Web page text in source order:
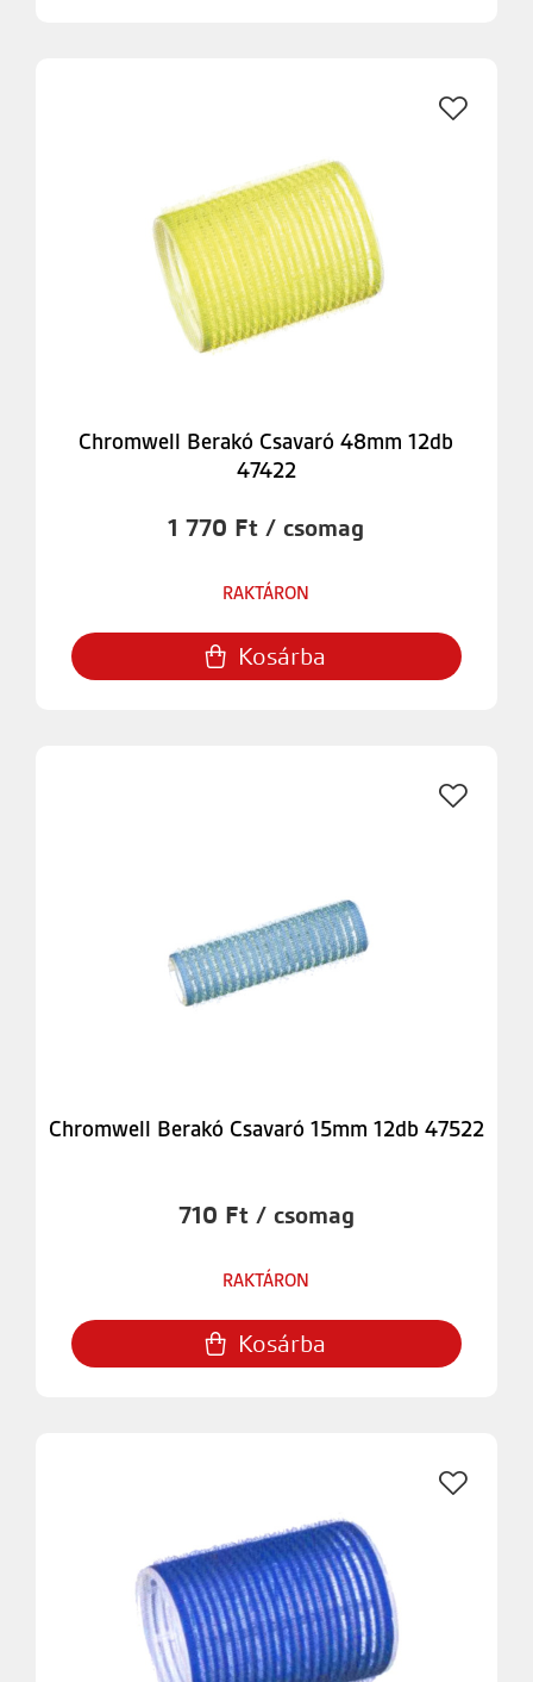
Chromwell Berakó Csavaró 48mm 12db
47422
1 770 Ft / csomag
RAKTÁRON
Kosárba
Chromwell Berakó Csavaró 15mm 12db 47522
710 Ft / csomag
RAKTÁRON
Kosárba